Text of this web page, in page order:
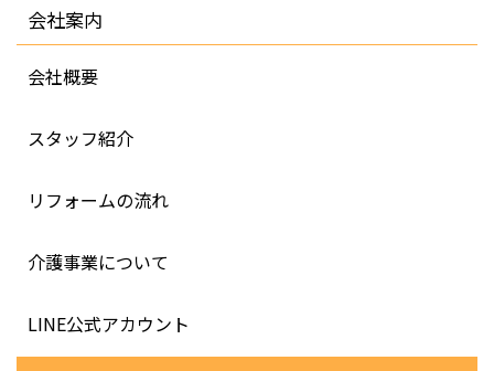
会社案内
会社概要
スタッフ紹介
リフォームの流れ
介護事業について
LINE公式アカウント